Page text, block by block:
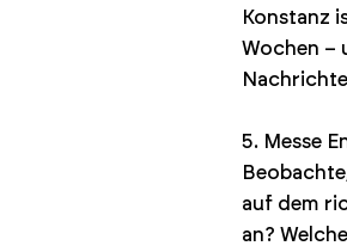
Konstanz
Wochen –
5. Messe
auf dem
an?